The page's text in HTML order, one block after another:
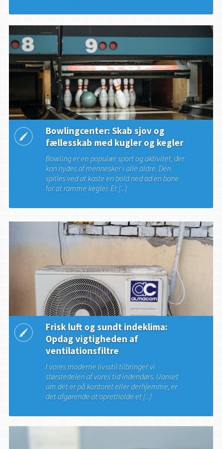
Bowlingcenter: Skab sjov og
fællesskab med kugler og kegler
Bowling er en populær sport og aktivitet, der
kan nydes af mennesker i alle aldre. Den
spilles ved at kaste en bold ned ad en bane
for at ramme kegler. Et [...]
Frisk luft og sundt indeklima:
Opdag vigtigheden af
ventilationsfiltre
I vores moderne livsstil tilbringer vi
størstedelen af vores tid indendørs. Uanset
om det er på kontoret eller derhjemme, er
det afgørende at opretholde et [...]